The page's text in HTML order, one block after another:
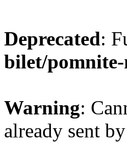
Deprecated:
bilet/pomnite-
Warning:
already sent